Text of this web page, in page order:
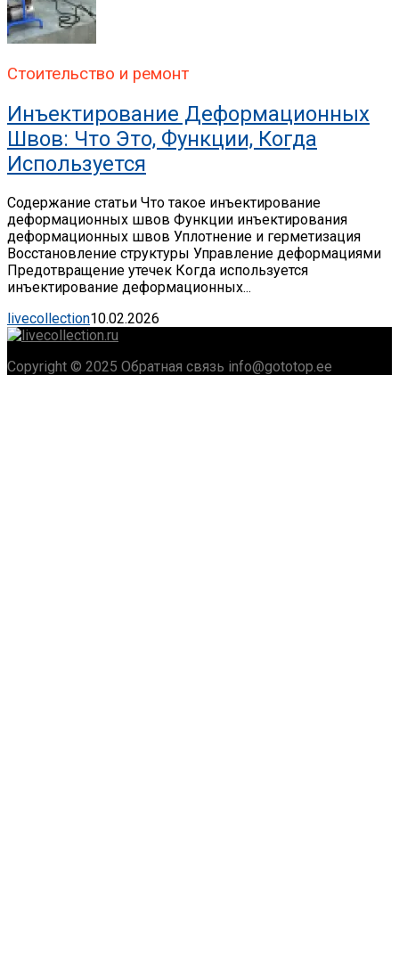
Стоительство и ремонт
Инъектирование Деформационных
Швов: Что Это, Функции, Когда
Используется
Содержание статьи Что такое инъектирование
деформационных швов Функции инъектирования
деформационных швов Уплотнение и герметизация
Восстановление структуры Управление деформациями
Предотвращение утечек Когда используется
инъектирование деформационных...
livecollection10.02.2026
Copyright © 2025 Обратная связь info@gototop.ee